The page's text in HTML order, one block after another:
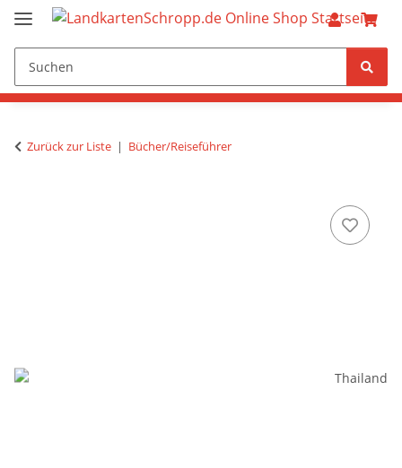
Zurück zur Liste Bücher/Reiseführer